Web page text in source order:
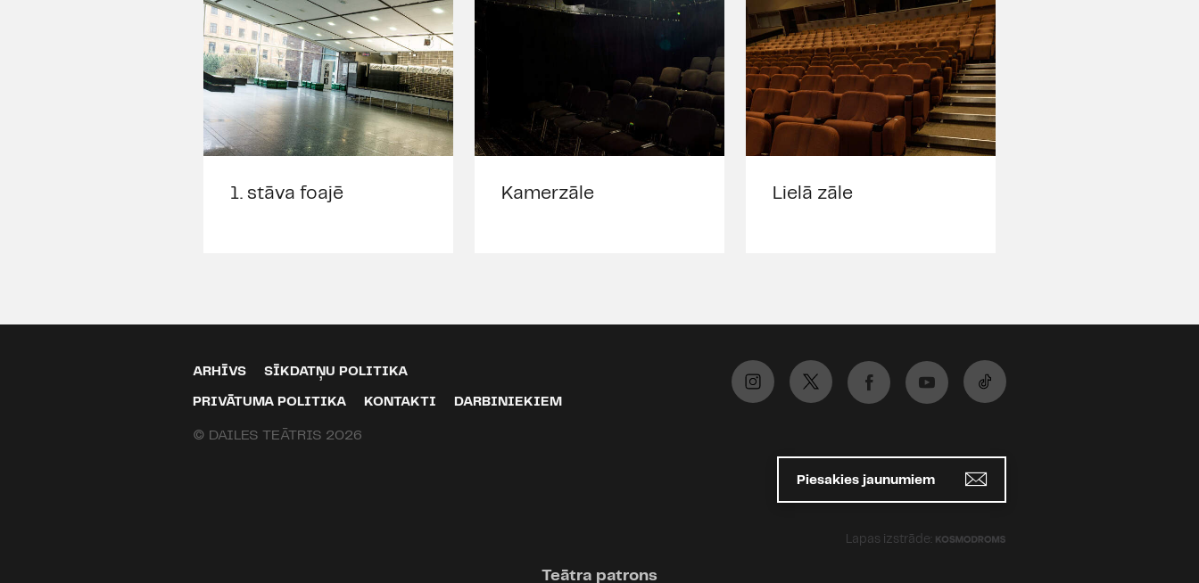
1. stāva foajē Kamerzāle Lielā zāle
ARHĪVS SĪKDATŅU POLITIKA
PRIVĀTUMA POLITIKA KONTAKTI DARBINIEKIEM
Piesakies jaunumiem
© DAILES TEĀTRIS 2026
Lapas izstrāde:
Teātra patrons